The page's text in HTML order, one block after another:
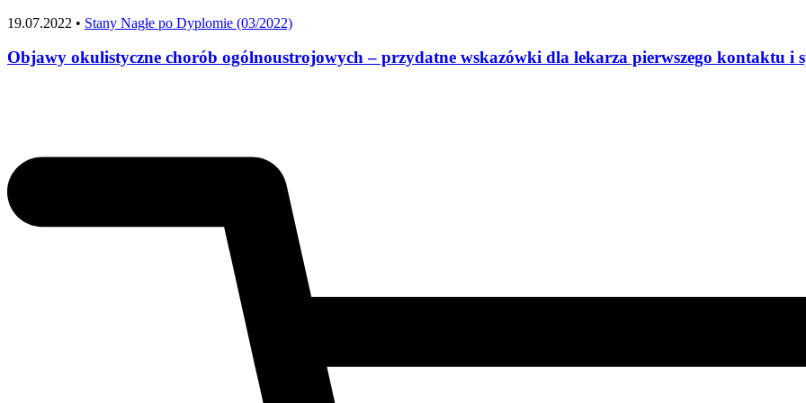
19.07.2022 • Stany Nagłe po Dyplomie (03/2022)
Objawy okulistyczne chorób ogólnoustrojowych – przydatne wskazówki dla lekarza pierwszego kontaktu i